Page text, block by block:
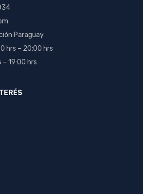
Paraguay
hrs – 20:00 hrs
– 19:00 hrs